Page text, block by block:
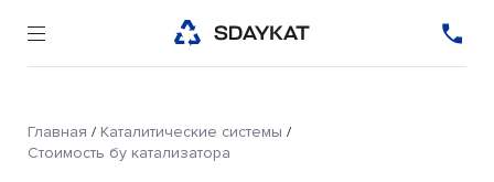
Главная / Каталитические системы /
Стоимость бу катализатора